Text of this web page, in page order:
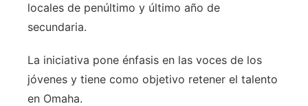
locales de penúltimo y último año de
secundaria.
La iniciativa pone énfasis en las voces de los
jóvenes y tiene como objetivo retener el talento
en Omaha.